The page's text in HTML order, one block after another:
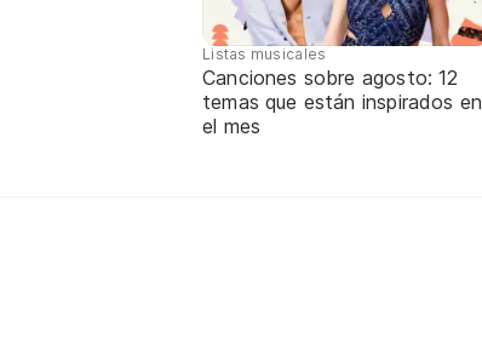
Listas musicales
Canciones sobre agosto: 12
temas que están inspirados en
el mes